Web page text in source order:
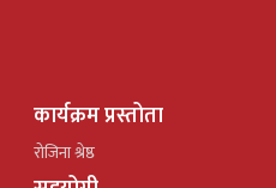
कार्यक्रम प्रस्तोता
रोजिना श्रेष्ठ